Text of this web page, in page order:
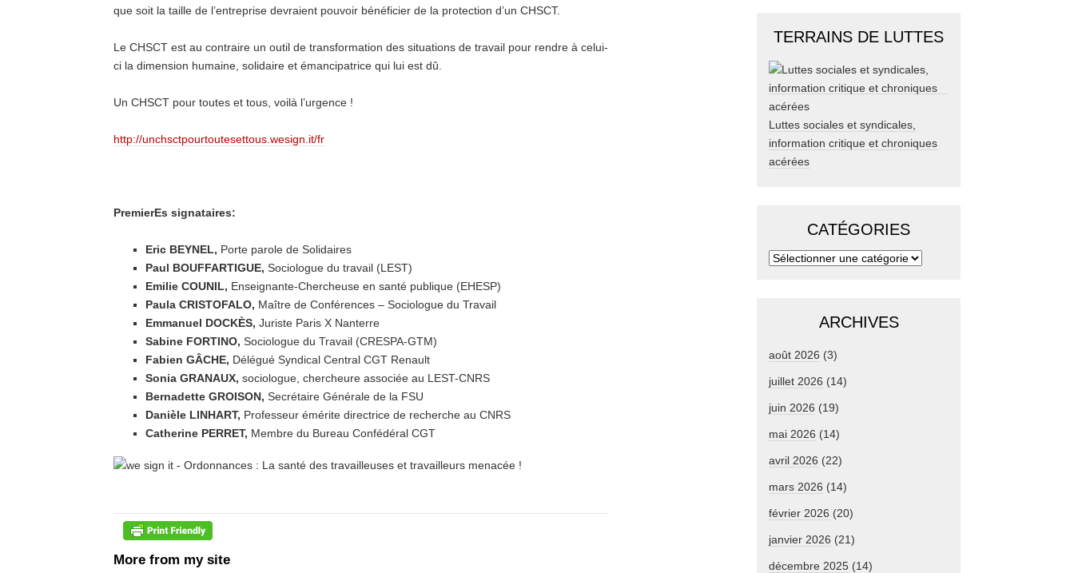
que soit la taille de l’entreprise devraient pouvoir bénéficier de la protection d’un CHSCT.
Le CHSCT est au contraire un outil de transformation des situations de travail pour rendre à celui-
ci la dimension humaine, solidaire et émancipatrice qui lui est dû.
Un CHSCT pour toutes et tous, voilà l’urgence !
http://unchsctpourtoutesettous.wesign.it/fr
PremierEs signataires:
Eric BEYNEL, Porte parole de Solidaires
Paul BOUFFARTIGUE, Sociologue du travail (LEST)
Emilie COUNIL, Enseignante-Chercheuse en santé publique (EHESP)
Paula CRISTOFALO, Maître de Conférences – Sociologue du Travail
Emmanuel DOCKÈS, Juriste Paris X Nanterre
Sabine FORTINO, Sociologue du Travail (CRESPA-GTM)
Fabien GÂCHE, Délégué Syndical Central CGT Renault
Sonia GRANAUX, sociologue, chercheure associée au LEST-CNRS
Bernadette GROISON, Secrétaire Générale de la FSU
Danièle LINHART, Professeur émérite directrice de recherche au CNRS
Catherine PERRET, Membre du Bureau Confédéral CGT
More from my site
TERRAINS DE LUTTES
Luttes sociales et syndicales,
information critique et chroniques
acérées
CATÉGORIES
ARCHIVES
août 2026 (3)
juillet 2026 (14)
juin 2026 (19)
mai 2026 (14)
avril 2026 (22)
mars 2026 (14)
février 2026 (20)
janvier 2026 (21)
décembre 2025 (14)